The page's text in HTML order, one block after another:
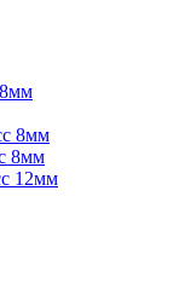
8мм
8мм
12мм